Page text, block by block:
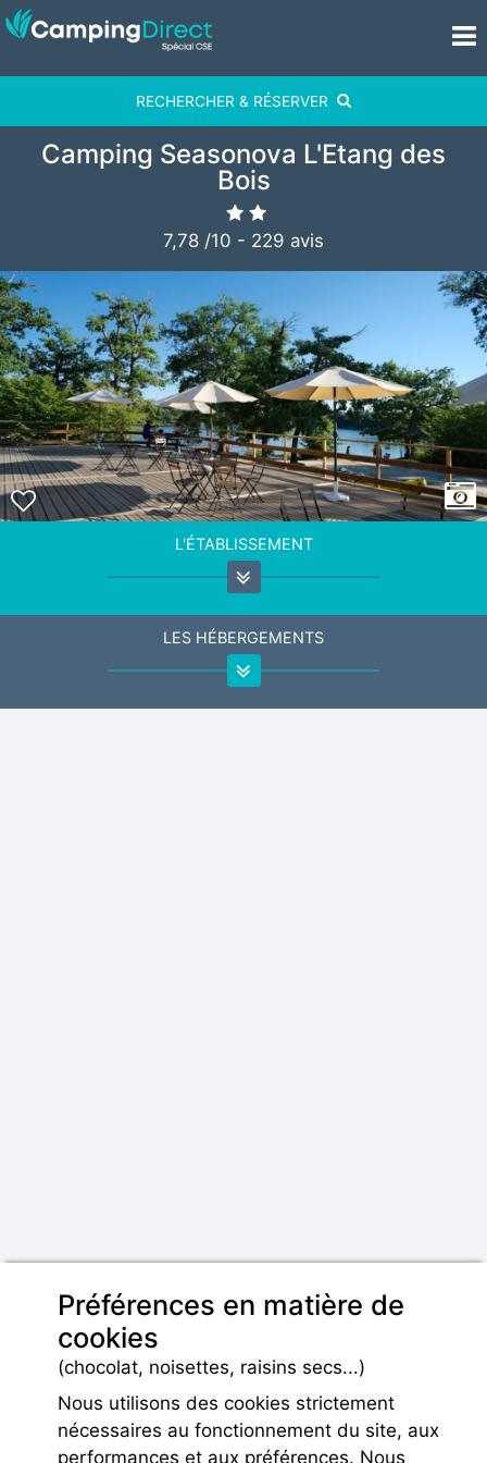
RECHERCHER & RÉSERVER
Camping Seasonova L'Etang des
Bois
7,78 /10 - 229 avis
L'ÉTABLISSEMENT
LES HÉBERGEMENTS
Préférences en matière de
cookies
(chocolat, noisettes, raisins secs...)
Nous utilisons des cookies strictement
nécessaires au fonctionnement du site, aux
performances et aux préférences. Nous